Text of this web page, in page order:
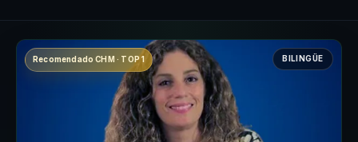
Recomendado CHM · TOP 1 BILINGÜE